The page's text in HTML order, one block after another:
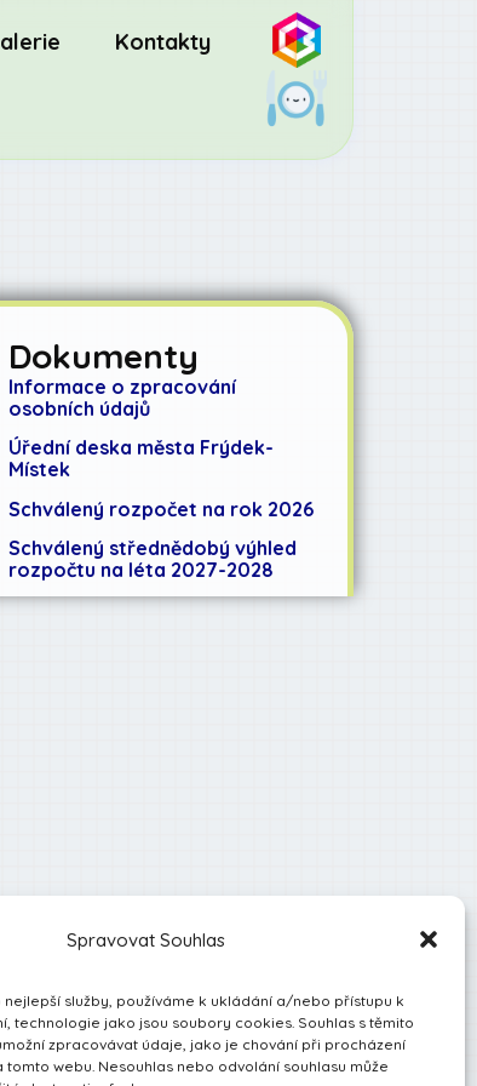
Spravovat Souhlas
služby, používáme k ukládání a/nebo přístupu k
technologie jako jsou soubory cookies. Souhlas s těmito
zpracovávat údaje, jako je chování při procházení
tomto webu. Nesouhlas nebo odvolání souhlasu může
Kontakty
Dokumenty
Informace o zpracování
osobních údajů
Úřední deska města Frýdek-
Místek
Schválený rozpočet na rok 2026
Schválený střednědobý výhled
rozpočtu na léta 2027-2028